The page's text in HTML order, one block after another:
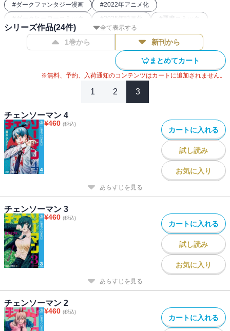
#ダークファンタジー漫画 #2022年アニメ化
# ダークヒーローコミック #2025年映画化 # 悪魔コミック
#2025年ストア人気コミック #鬱漫画
全て表示する
シリーズ作品(24件)
1巻から 新刊から
まとめてカート
※無料、予約、入荷通知のコンテンツはカートに追加されません。
1 2 3
チェンソーマン 4
¥460 (税込)
カートに入れる
試し読み
お気に入り
あらすじを見る
チェンソーマン 3
¥460 (税込)
カートに入れる
試し読み
お気に入り
あらすじを見る
チェンソーマン 2
¥460 (税込)
カートに入れる